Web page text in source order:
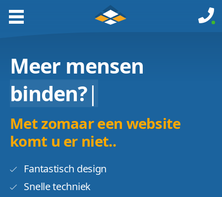
Meer mensen
binden?|
Met zomaar een website
komt u er niet..
Fantastisch design
Snelle techniek